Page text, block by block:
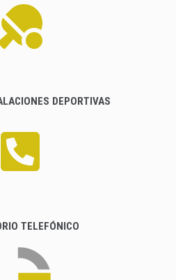
DEPORTIVAS
TELEFÓNICO